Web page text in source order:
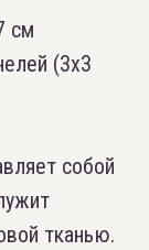
см
(3х3
собой
тканью.